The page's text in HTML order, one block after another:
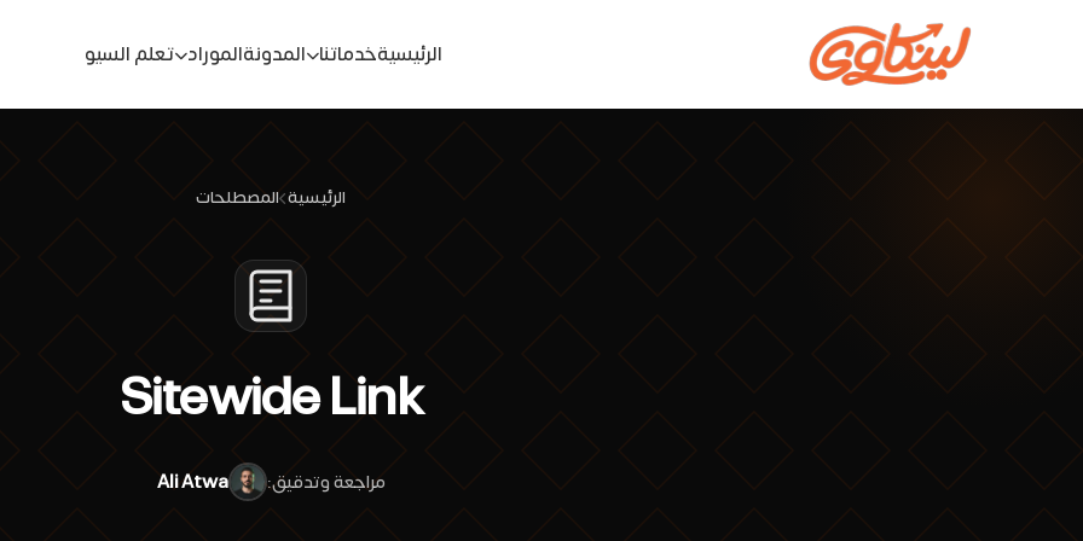
الرئيسيةخدماتنا المدونةالموراد تعلم السيو
الرئيسية المصطلحات
Sitewide Link
مراجعة وتدقيق: Ali Atwa